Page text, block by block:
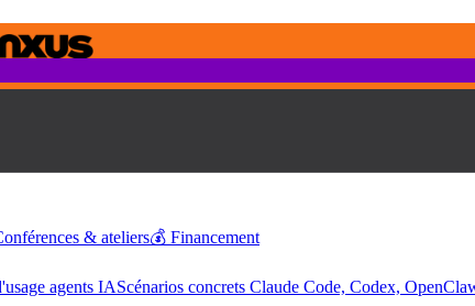
& ateliers💰 Financement
agents IAScénarios concrets Claude Code, Codex,